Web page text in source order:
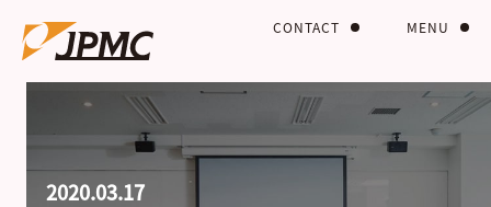
MENU
CONTACT
2020.03.17